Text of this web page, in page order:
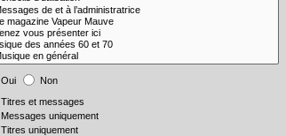
Oui
Non
Titres et messages
Messages uniquement
Titres uniquement